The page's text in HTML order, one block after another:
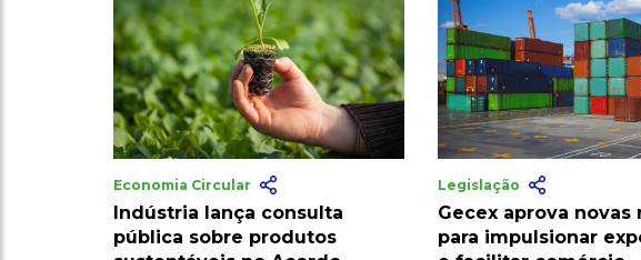
Economia Circular
Indústria lança consulta
pública sobre produtos
Legislação
Gecex aprova novas
para impulsionar